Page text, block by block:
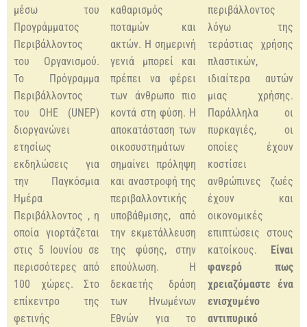
μέσω του
Προγράμματος
Περιβάλλοντος
του Οργανισμού.
Το Πρόγραμμα
Περιβάλλοντος
του ΟΗΕ (UNEP)
διοργανώνει
ετησίως
εκδηλώσεις για
την Παγκόσμια
Ημέρα
Περιβάλλοντος , η
οποία γιορτάζεται
στις 5 Ιουνίου σε
περισσότερες από
100 χώρες. Στο
επίκεντρο της
φετινής
καθαρισμός
ποταμών και
ακτών. Η σημερινή
γενιά μπορεί και
πρέπει να φέρει
των άνθρωπο πιο
κοντά στη φύση. Η
αποκατάσταση των
οικοσυστημάτων
σημαίνει πρόληψη
και αναστροφή της
περιβαλλοντικής
υποβάθμισης, από
την εκμετάλλευση
της φύσης, στην
επούλωση. Η
δεκαετής δράση
των Ηνωμένων
Εθνών για το
περιβάλλοντος
λόγω της
τεράστιας χρήσης
πλαστικών,
ιδιαίτερα αυτών
μιας χρήσης.
Παράλληλα οι
πυρκαγιές, οι
οποίες έχουν
κοστίσει
ανθρώπινες ζωές
έχουν και
οικονομικές
επιπτώσεις στους
κατοίκους. Είναι
φανερό πως
χρειαζόμαστε ένα
ενισχυμένο
αντιπυρικό